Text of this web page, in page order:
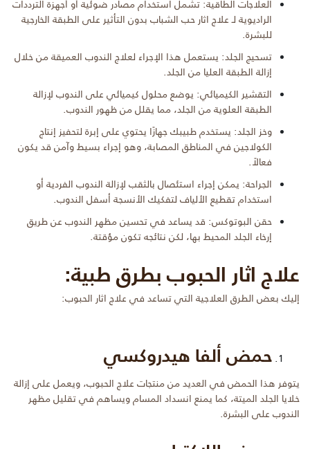
العلاجات الطاقية: تشمل استخدام مصادر ضوئية أو أجهزة الترددات
الراديوية لـ علاج اثار حب الشباب بدون التأثير على الطبقة الخارجية
للبشرة.
تسحيج الجلد: يستعمل هذا الإجراء لعلاج الندوب العميقة من خلال
إزالة الطبقة العليا من الجلد.
التقشير الكيميائي: يوضع محلول كيميائي على الندوب لإزالة
الطبقة العلوية من الجلد، مما يقلل من ظهور الندوب.
وخز الجلد: يستخدم طبيبك جهازًا يحتوي على إبرة لتحفيز إنتاج
الكولاجين في المناطق المصابة، وهو إجراء بسيط وآمن قد يكون
فعالاً.
الجراحة: يمكن إجراء استئصال بالثقب لإزالة الندوب الفردية أو
استخدام تقطيع الألياف لتفكيك الأنسجة أسفل الندوب.
حقن البوتوكس: قد يساعد في تحسين مظهر الندوب عن طريق
إرخاء الجلد المحيط بها، لكن نتائجه تكون مؤقتة.
علاج اثار الحبوب بطرق طبية:
إليك بعض الطرق العلاجية التي تساعد في علاج اثار الحبوب:
حمض ألفا هيدروكسي
يتوفر هذا الحمض في العديد من منتجات علاج الحبوب، ويعمل على إزالة
خلايا الجلد الميتة، كما يمنع انسداد المسام ويساهم في تقليل مظهر
الندوب على البشرة.